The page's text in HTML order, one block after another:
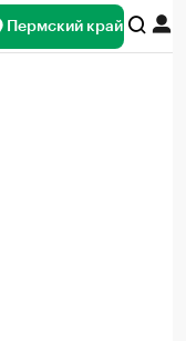
Пермский край